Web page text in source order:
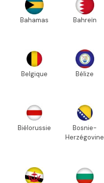
Bahamas Bahreïn
Belgique Bélize
Biélorussie
Bosnie-
Herzégovine